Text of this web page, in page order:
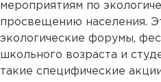
мероприятиям по
просвещению населения.
экологические форумы,
школьного возраста и
такие специфические